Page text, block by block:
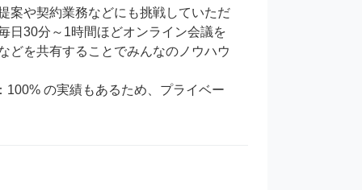
案や契約業務などにも挑戦していただ
日30分～1時間ほどオンライン会議を
どを共有することでみんなのノウハウ
の実績もあるため、プライベー